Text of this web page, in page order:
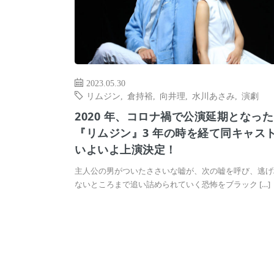
2023.05.30
リムジン
倉持裕 向井理 水川あさみ 演劇
2020 年、コロナ禍で公演延期となった
『リムジン』3 年の時を経て同キャス
いよいよ上演決定！
主人公の男がついたささいな嘘が、次の嘘を呼び、逃
ないところまで追い詰められていく恐怖をブラック […]